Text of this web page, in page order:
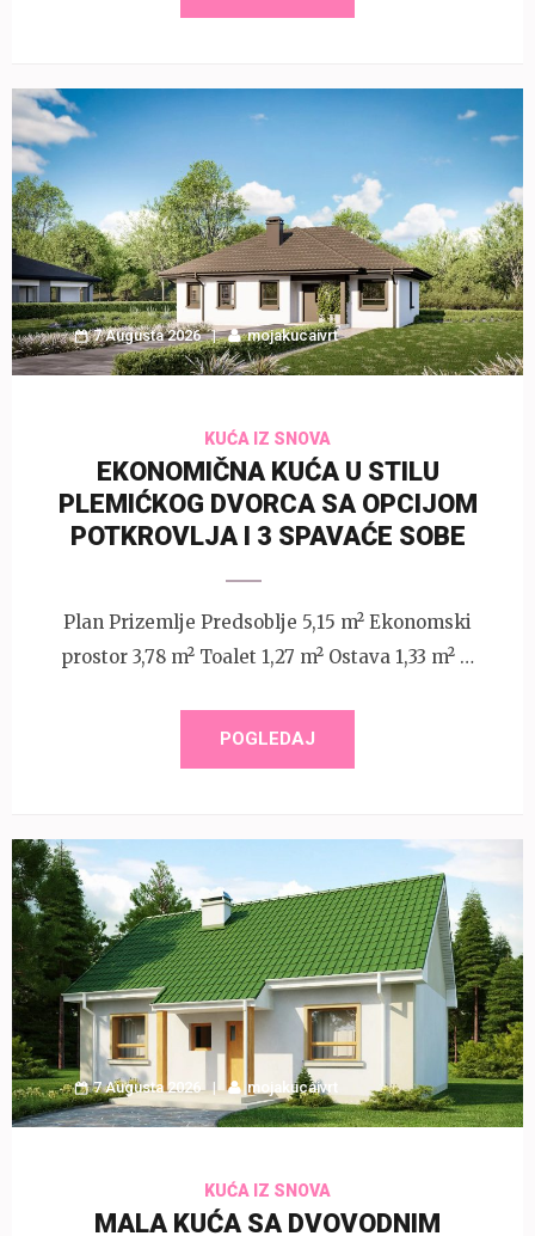
7 Augusta 2026 mojakucaivrt
KUĆA IZ SNOVA
EKONOMIČNA KUĆA U STILU
PLEMIĆKOG DVORCA SA OPCIJOM
POTKROVLJA I 3 SPAVAĆE SOBE
Plan Prizemlje Predsoblje 5,15 m² Ekonomski
prostor 3,78 m² Toalet 1,27 m² Ostava 1,33 m² …
POGLEDAJ
7 Augusta 2026 mojakucaivrt
KUĆA IZ SNOVA
MALA KUĆA SA DVOVODNIM